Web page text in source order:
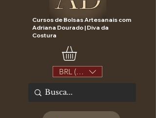
Cursos de Bolsas Artesanais com
Adriana Dourado | Diva da
Costura
BRL (R$)